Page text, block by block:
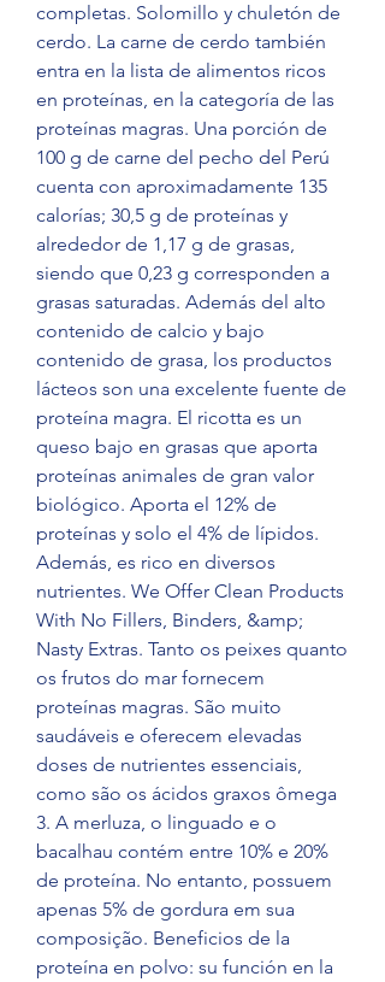
completas. Solomillo y chuletón de
cerdo. La carne de cerdo también
entra en la lista de alimentos ricos
en proteínas, en la categoría de las
proteínas magras. Una porción de
100 g de carne del pecho del Perú
cuenta con aproximadamente 135
calorías; 30,5 g de proteínas y
alrededor de 1,17 g de grasas,
siendo que 0,23 g corresponden a
grasas saturadas. Además del alto
contenido de calcio y bajo
contenido de grasa, los productos
lácteos son una excelente fuente de
proteína magra. El ricotta es un
queso bajo en grasas que aporta
proteínas animales de gran valor
biológico. Aporta el 12% de
proteínas y solo el 4% de lípidos.
Además, es rico en diversos
nutrientes. We Offer Clean Products
With No Fillers, Binders, &amp;
Nasty Extras. Tanto os peixes quanto
os frutos do mar fornecem
proteínas magras. São muito
saudáveis e oferecem elevadas
doses de nutrientes essenciais,
como são os ácidos graxos ômega
3. A merluza, o linguado e o
bacalhau contém entre 10% e 20%
de proteína. No entanto, possuem
apenas 5% de gordura em sua
composição. Beneficios de la
proteína en polvo: su función en la